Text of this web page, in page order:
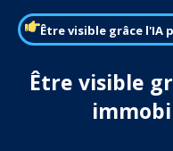
Être visible grâce l'IA
Être visible